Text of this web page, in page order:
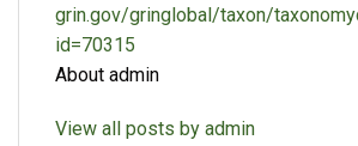
grin.gov/gringlobal/taxon/
id=70315
About admin
View all posts by admin